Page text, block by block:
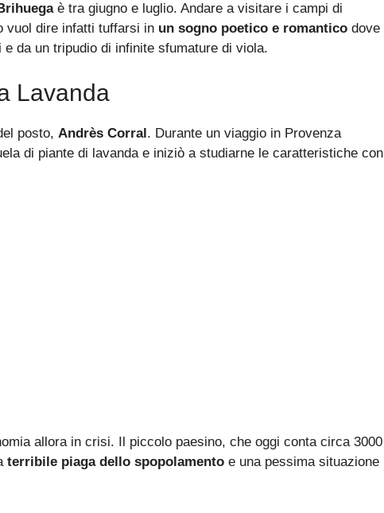
è tra giugno e luglio. Andare a visitare i campi di
vuol dire infatti tuffarsi in un sogno poetico e romantico dove
da un tripudio di infinite sfumature di viola.
Lavanda
posto, Andrès Corral. Durante un viaggio in Provenza
di piante di lavanda e iniziò a studiarne le caratteristiche con
allora in crisi. Il piccolo paesino, che oggi conta circa 3000
terribile piaga dello spopolamento e una pessima situazione